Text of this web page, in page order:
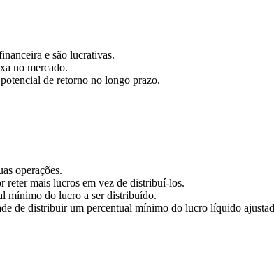
e são lucrativas.
no mercado.
de retorno no longo prazo.
operações.
reter mais lucros em vez de distribuí-los.
mínimo do lucro a ser distribuído.
de distribuir um percentual mínimo do lucro líquido